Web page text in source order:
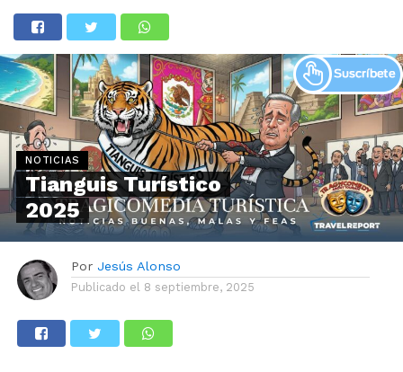
NOTICIAS
Tianguis Turístico
2025
Por Jesús Alonso
Publicado el 8 septiembre, 2025